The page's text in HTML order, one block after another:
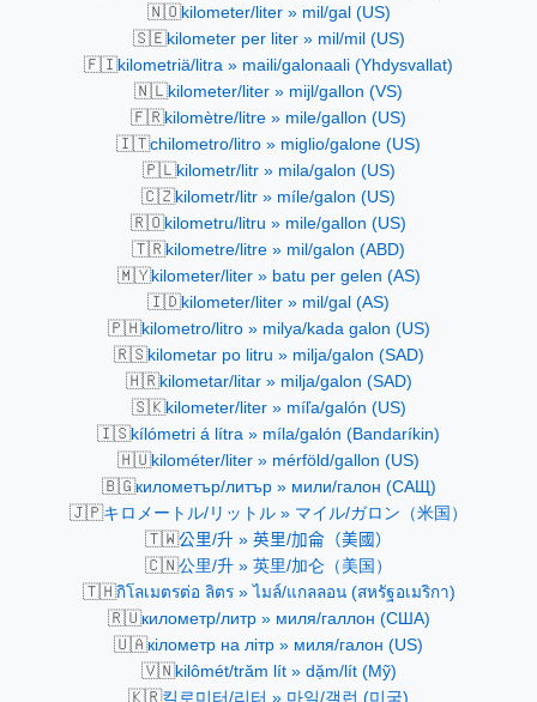
🇳🇴kilometer/liter » mil/gal (US)
🇸🇪kilometer per liter » mil/mil (US)
🇫🇮kilometriä/litra » maili/galonaali (Yhdysvallat)
🇳🇱kilometer/liter » mijl/gallon (VS)
🇫🇷kilomètre/litre » mile/gallon (US)
🇮🇹chilometro/litro » miglio/galone (US)
🇵🇱kilometr/litr » mila/galon (US)
🇨🇿kilometr/litr » míle/galon (US)
🇷🇴kilometru/litru » mile/gallon (US)
🇹🇷kilometre/litre » mil/galon (ABD)
🇲🇾kilometer/liter » batu per gelen (AS)
🇮🇩kilometer/liter » mil/gal (AS)
🇵🇭kilometro/litro » milya/kada galon (US)
🇷🇸kilometar po litru » milja/galon (SAD)
🇭🇷kilometar/litar » milja/galon (SAD)
🇸🇰kilometer/liter » míľa/galón (US)
🇮🇸kílómetri á lítra » míla/galón (Bandaríkin)
🇭🇺kilométer/liter » mérföld/gallon (US)
🇧🇬километър/литър » мили/галон (САЩ)
🇯🇵キロメートル/リットル » マイル/ガロン（米国）
🇹🇼公里/升 » 英里/加侖（美國）
🇨🇳公里/升 » 英里/加仑（美国）
🇹🇭กิโลเมตรต่อ ลิตร » ไมล์/แกลลอน (สหรัฐอเมริกา)
🇷🇺километр/литр » миля/галлон (США)
🇺🇦кілометр на літр » миля/галон (US)
🇻🇳kilômét/trăm lít » dặm/lít (Mỹ)
🇰🇷킬로미터/리터 » 마일/갤런 (미국)